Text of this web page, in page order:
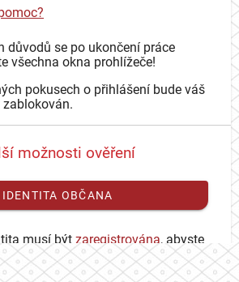
důvodů se po ukončení práce
všechna okna prohlížeče!
pokusech o přihlášení bude váš
možnosti ověření
IDENTITA OBČANA
musí být zaregistrována, abyste
svému CAS účtu.